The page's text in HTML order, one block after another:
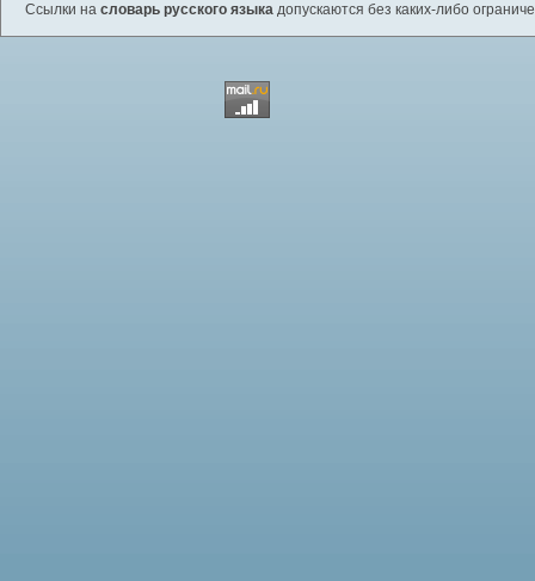
Ссылки на словарь русского языка допускаются без каких-либо